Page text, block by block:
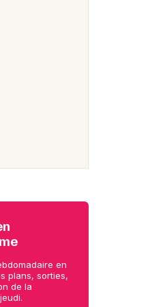
en
plans, sorties,
de la